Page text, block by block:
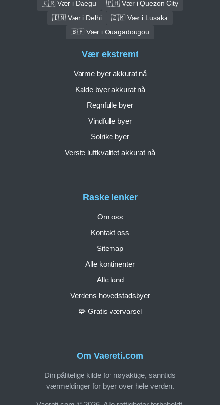
🇰🇷 Vær i Daegu
🇵🇭 Vær i Quezon City
🇮🇳 Vær i Delhi
🇿🇲 Vær i Lusaka
🇧🇫 Vær i Ouagadougou
Om Vaereti.com
Din pålitelige kilde for nøyaktige, sanntids
værmeldinger for byer over hele verden.
Raske lenker
Om oss
Kontakt oss
Sitemap
Alle kontinenter
Alle land
Verdens hovedstadsbyer
🧩 Gratis værvarsel
Vær ekstremt
Varme byer akkurat nå
Kalde byer akkurat nå
Regnfulle byer
Vindfulle byer
Solrike byer
Verste luftkvalitet akkurat nå